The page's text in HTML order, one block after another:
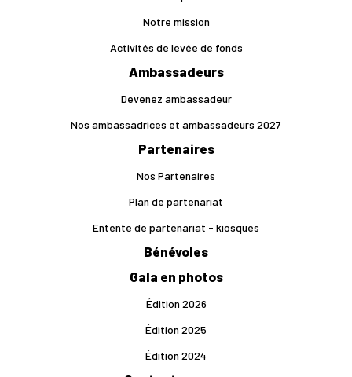
Notre mission
Activités de levée de fonds
Ambassadeurs
Devenez ambassadeur
Nos ambassadrices et ambassadeurs 2027
Partenaires
Nos Partenaires
Plan de partenariat
Entente de partenariat - kiosques
Bénévoles
Gala en photos
Édition 2026
Édition 2025
Édition 2024